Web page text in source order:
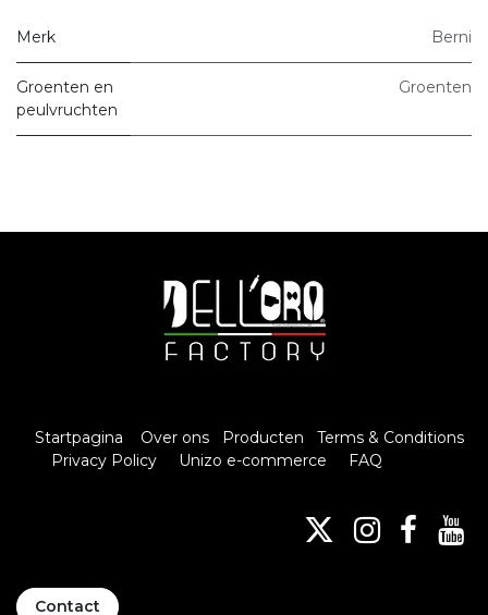
Merk Berni
Groenten en
peulvruchten
Groenten
Startpagina Over ons Producten
Terms & Conditions
Privacy Policy
Unizo e-commerce FAQ
Contact